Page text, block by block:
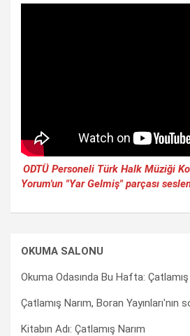
ODTÜ Personeli Türk Halk Müziği
Yorum'un "Yar Gelmiş" parçası
OKUMA SALONU
Okuma Odasında Bu Hafta: Çatlamış
Çatlamış Narım, Boran Yayınları'nın
Kitabın Adı: Çatlamış Narım